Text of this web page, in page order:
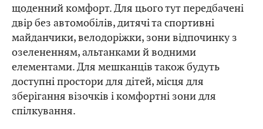
щоденний комфорт. Для цього тут передбачені
двір без автомобілів, дитячі та спортивні
майданчики, велодоріжки, зони відпочинку з
озелененням, альтанками й водними
елементами. Для мешканців також будуть
доступні простори для дітей, місця для
зберігання візочків і комфортні зони для
спілкування.